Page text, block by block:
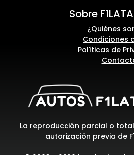
Sobre
¿Quiénes
Condiciones
Políticas de
La reproducción parcial o
autorización previa de